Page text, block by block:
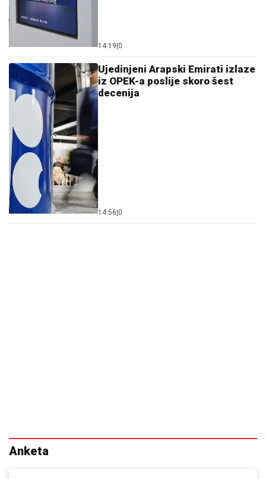
14:19|0
Ujedinjeni Arapski Emirati izlaze
iz OPEK-a poslije skoro šest
decenija
14:56|0
Anketa